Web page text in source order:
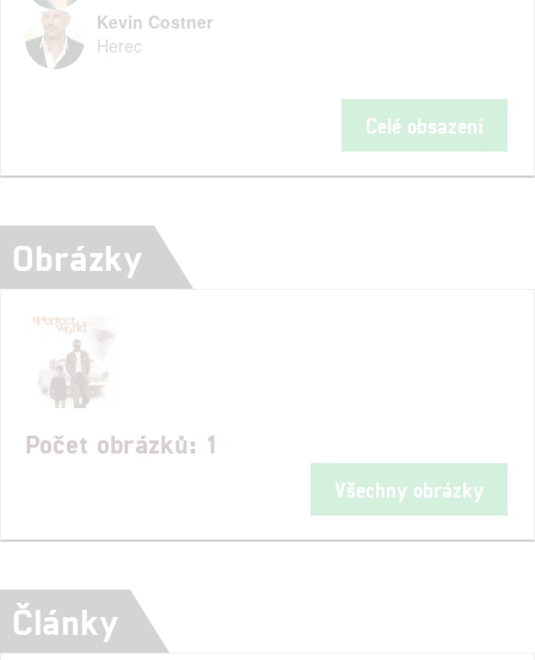
Kevin Costner
Herec
Celé obsazení
Obrázky
Počet obrázků: 1
Všechny obrázky
Články